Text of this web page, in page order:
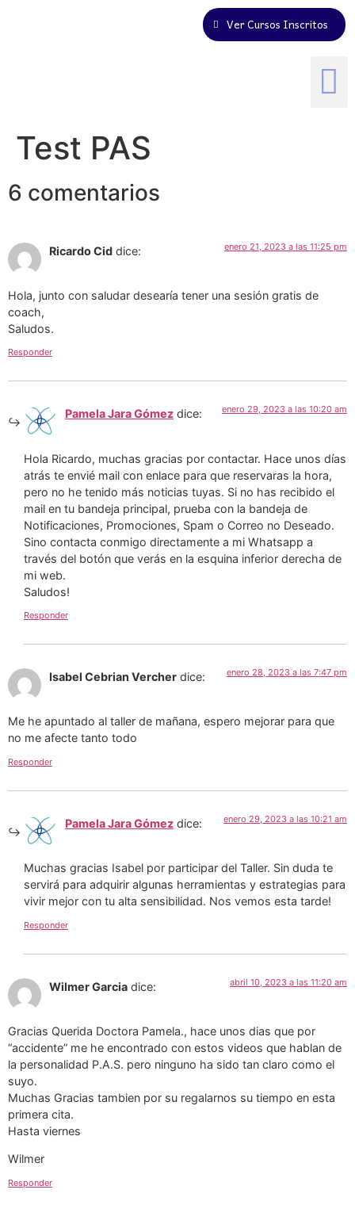
Ver Cursos Inscritos
Test PAS
6 comentarios
Ricardo Cid dice: enero 21, 2023 a las 11:25 pm
Hola, junto con saludar desearía tener una sesión gratis de
coach,
Saludos.
Responder
Pamela Jara Gómez dice: enero 29, 2023 a las 10:20 am
Hola Ricardo, muchas gracias por contactar. Hace unos días
atrás te envié mail con enlace para que reservaras la hora,
pero no he tenido más noticias tuyas. Si no has recibido el
mail en tu bandeja principal, prueba con la bandeja de
Notificaciones, Promociones, Spam o Correo no Deseado.
Sino contacta conmigo directamente a mi Whatsapp a
través del botón que verás en la esquina inferior derecha de
mi web.
Saludos!
Responder
Isabel Cebrian Vercher dice: enero 28, 2023 a las 7:47 pm
Me he apuntado al taller de mañana, espero mejorar para que
no me afecte tanto todo
Responder
Pamela Jara Gómez dice: enero 29, 2023 a las 10:21 am
Muchas gracias Isabel por participar del Taller. Sin duda te
servirá para adquirir algunas herramientas y estrategias para
vivir mejor con tu alta sensibilidad. Nos vemos esta tarde!
Responder
Wilmer Garcia dice: abril 10, 2023 a las 11:20 am
Gracias Querida Doctora Pamela., hace unos dias que por
“accidente” me he encontrado con estos videos que hablan de
la personalidad P.A.S. pero ninguno ha sido tan claro como el
suyo.
Muchas Gracias tambien por su regalarnos su tiempo en esta
primera cita.
Hasta viernes
Wilmer
Responder